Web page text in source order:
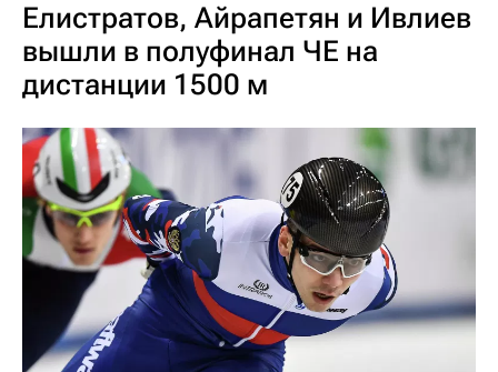
Елистратов, Айрапетян и Ивлиев
вышли в полуфинал ЧЕ на
дистанции 1500 м